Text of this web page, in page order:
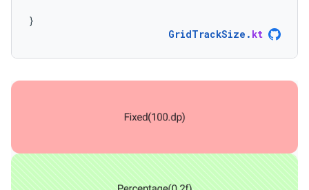
}
GridTrackSize . kt